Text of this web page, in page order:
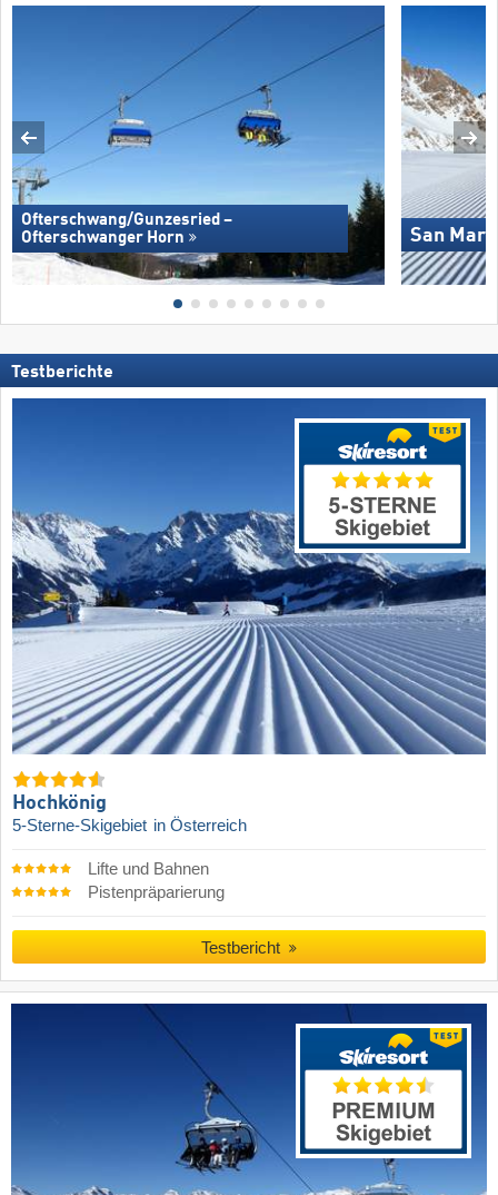
Ofterschwang/​Gunzesried –
Ofterschwanger Horn
San
Testberichte
Hochkönig
5-Sterne-Skigebiet in Österreich
Lifte und Bahnen
Pistenpräparierung
Testbericht